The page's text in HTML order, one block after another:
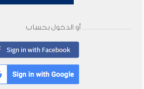
أو الدخول بحساب